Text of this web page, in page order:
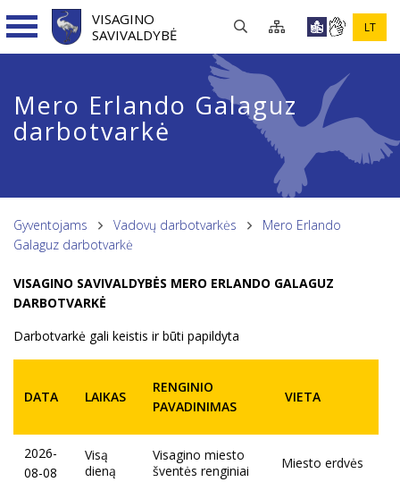
VISAGINO
SAVIVALDYBĖ
LT
Mero Erlando Galaguz
darbotvarkė
Gyventojams Vadovų darbotvarkės
Mero Erlando
Galaguz darbotvarkė
VISAGINO SAVIVALDYBĖS MERO ERLANDO GALAGUZ
DARBOTVARKĖ
Darbotvarkė gali keistis ir būti papildyta
DATA LAIKAS
RENGINIO
PAVADINIMAS
VIETA
2026-
08-08
Visą
dieną
Visagino miesto
šventės renginiai
Miesto erdvės